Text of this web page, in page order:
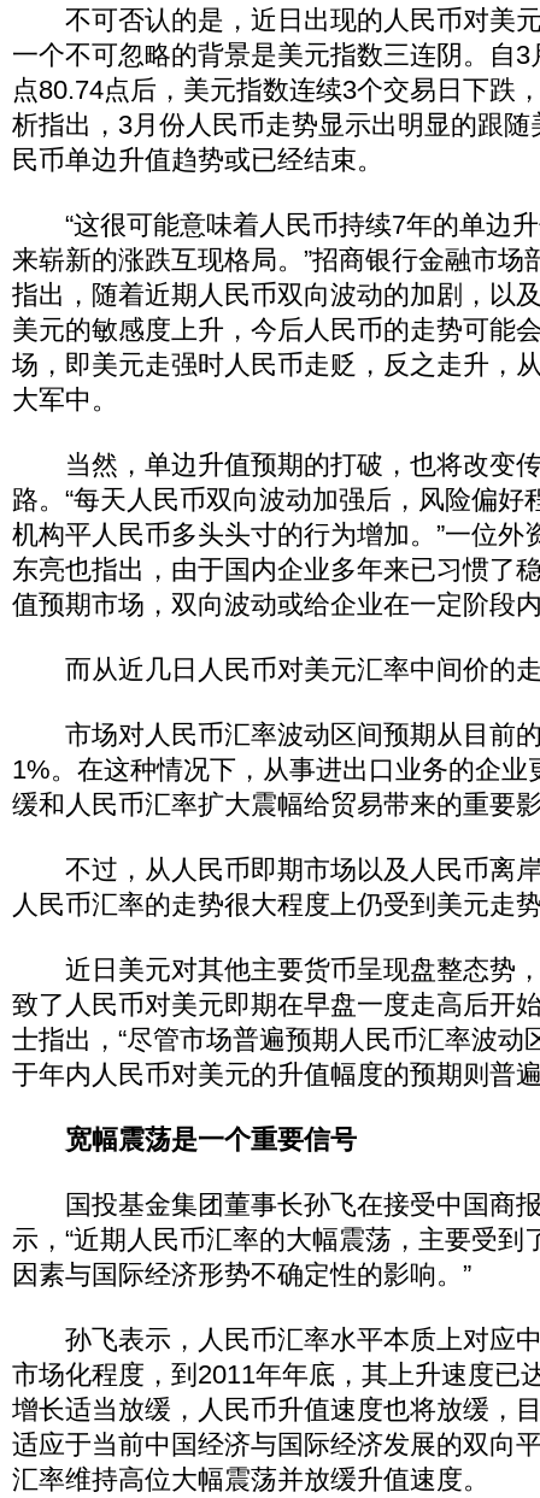
不可否认的是，近日出现的人民币对美
一个不可忽略的背景是美元指数三连阴。自
点80.74点后，美元指数连续3个交易日下跌
析指出，3月份人民币走势显示出明显的跟
民币单边升值趋势或已经结束。
“这很可能意味着人民币持续7年的单边升
来崭新的涨跌互现格局。”招商银行金融市场
指出，随着近期人民币双向波动的加剧，以
美元的敏感度上升，今后人民币的走势可能
场，即美元走强时人民币走贬，反之走升，
大军中。
当然，单边升值预期的打破，也将改变
路。“每天人民币双向波动加强后，风险偏好
机构平人民币多头头寸的行为增加。”一位外
东亮也指出，由于国内企业多年来已习惯了
值预期市场，双向波动或给企业在一定阶段
而从近几日人民币对美元汇率中间价的
市场对人民币汇率波动区间预期从目前
1%。在这种情况下，从事进出口业务的企业
缓和人民币汇率扩大震幅给贸易带来的重要
不过，从人民币即期市场以及人民币离
人民币汇率的走势很大程度上仍受到美元走
近日美元对其他主要货币呈现盘整态势
致了人民币对美元即期在早盘一度走高后开
士指出，“尽管市场普遍预期人民币汇率波动
于年内人民币对美元的升值幅度的预期则普
宽幅震荡是一个重要信号
国投基金集团董事长孙飞在接受中国商
示，“近期人民币汇率的大幅震荡，主要受到
因素与国际经济形势不确定性的影响。”
孙飞表示，人民币汇率水平本质上对应
市场化程度，到2011年年底，其上升速度已
增长适当放缓，人民币升值速度也将放缓，
适应于当前中国经济与国际经济发展的双向
汇率维持高位大幅震荡并放缓升值速度。